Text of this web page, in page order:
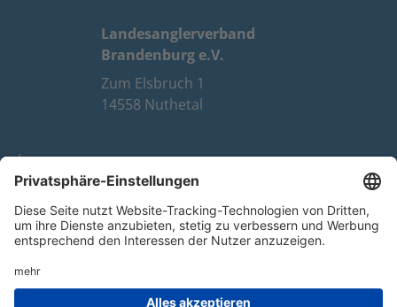
Landesanglerverband
Brandenburg e.V.
Zum Elsbruch 1
14558 Nuthetal
Impressum
Datenschutz
FAQ